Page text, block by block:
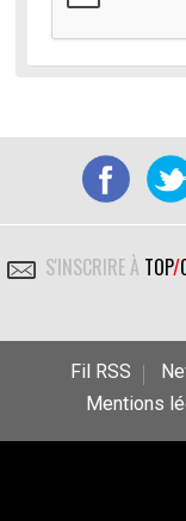
S'INSCRIRE À TOP/
Fil RSS
Mentions